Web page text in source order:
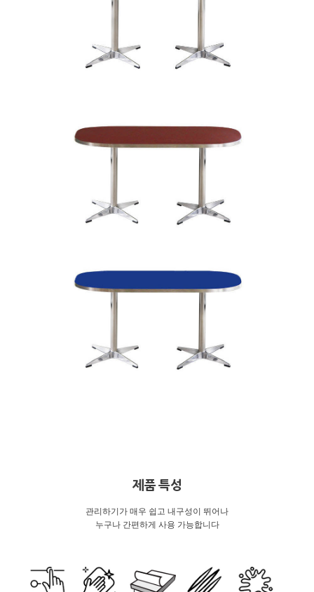
제품 특성
관리하기가 매우 쉽고 내구성이 뛰어나
누구나 간편하게 사용 가능합니다